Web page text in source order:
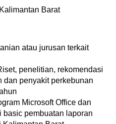
Barat
atau jurusan terkait
penelitian, rekomendasi
dan penyakit perkebunan
Microsoft Office dan
pembuatan laporan